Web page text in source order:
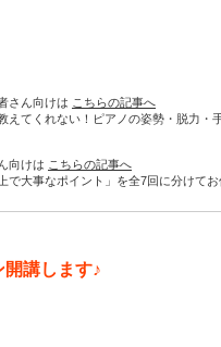
さん向けは こちらの記事へ
えてくれない！ピアノの姿勢・脱力・
向けは こちらの記事へ
で大事なポイント」を全7回に分けてお
講します♪